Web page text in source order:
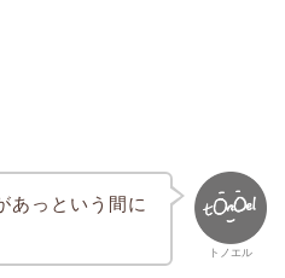
トノエル
あっという間に